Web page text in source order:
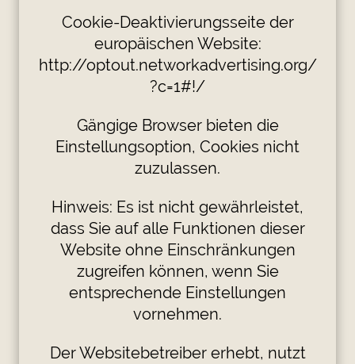
Cookie-Deaktivierungsseite der
europäischen Website:
http://optout.networkadvertising.org/
?c=1#!/
Gängige Browser bieten die
Einstellungsoption, Cookies nicht
zuzulassen.
Hinweis: Es ist nicht gewährleistet,
dass Sie auf alle Funktionen dieser
Website ohne Einschränkungen
zugreifen können, wenn Sie
entsprechende Einstellungen
vornehmen.
Der Websitebetreiber erhebt, nutzt